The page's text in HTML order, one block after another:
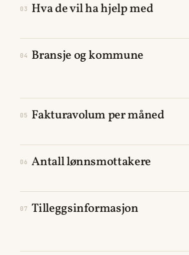
03 Hva de vil ha hjelp med
04 Bransje og kommune
05 Fakturavolum per måned
06 Antall lønnsmottakere
07 Tilleggsinformasjon